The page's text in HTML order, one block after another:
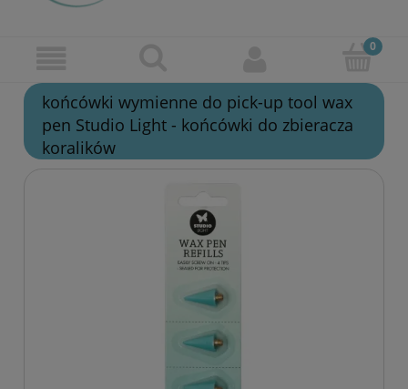
końcówki wymienne do pick-up tool wax
pen Studio Light - końcówki do zbieracza
koralików